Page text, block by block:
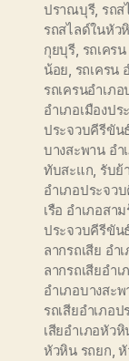
ปราณบุรี, รถส
รถสไลด์ในหัว
กุยบุรี, รถเคร
น้อย, รถเครน
รถเครนอำเภ
อำเภอเมืองป
ประจวบคีรีขัน
บางสะพาน อำ
ทับสะแก, รับย้
อำเภอประจว
เรือ อำเภอสา
ประจวบคีรีขัน
ลากรถเสีย อำ
ลากรถเสียอำ
อำเภอบางสะ
รถเสียอำเภอ
เสียอำเภอหัวหิ
หัวหิน รถยก,หั